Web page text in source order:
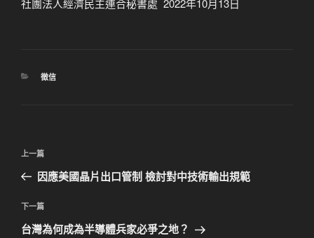
社團法人經濟民主連合秘書處 2022年10月13日
分
徵信
文
導
覽
上
一
文
章
上一篇
因應美國晶片出口管制 檢討對中技術輸出規範
下
一
下一篇
台灣為何成為半導體兵家必爭之地？